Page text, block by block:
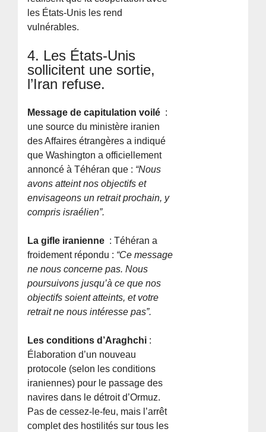
les États-Unis les rend
vulnérables.
4. Les États-Unis
sollicitent une sortie,
l’Iran refuse.
Message de capitulation voilé :
une source du ministère iranien
des Affaires étrangères a indiqué
que Washington a officiellement
annoncé à Téhéran que : “Nous
avons atteint nos objectifs et
envisageons un retrait prochain, y
compris israélien”.
La gifle iranienne : Téhéran a
froidement répondu : “Ce message
ne nous concerne pas. Nous
poursuivons jusqu’à ce que nos
objectifs soient atteints, et votre
retrait ne nous intéresse pas”.
Les conditions d’Araghchi :
Élaboration d’un nouveau
protocole (selon les conditions
iraniennes) pour le passage des
navires dans le détroit d’Ormuz.
Pas de cessez-le-feu, mais l’arrêt
complet des hostilités sur tous les